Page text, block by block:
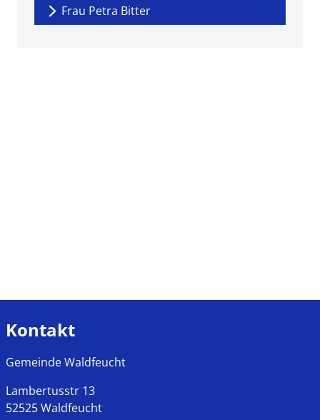
Frau Petra Bitter
Kontakt
Gemeinde Waldfeucht
Lambertusstr 13
52525Waldfeucht